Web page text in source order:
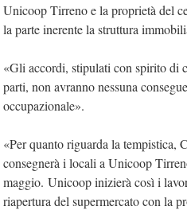
Unicoop Tirreno e la proprietà del
la parte inerente la struttura
«Gli accordi, stipulati con spirito di
parti, non avranno nessuna
occupazionale».
«Per quanto riguarda la tempistica,
consegnerà i locali a Unicoop
maggio. Unicoop inizierà così i
riapertura del supermercato con la